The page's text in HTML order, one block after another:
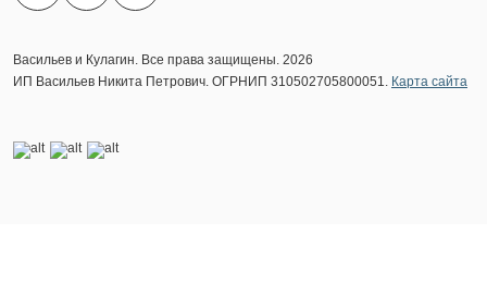
Васильев и Кулагин. Все права защищены. 2026
ИП Васильев Никита Петрович. ОГРНИП 310502705800051. Карта сайта